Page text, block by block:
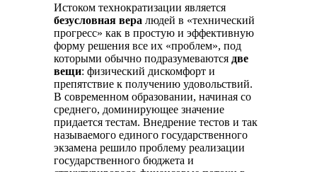
Истоком технократизации является
безусловная вера людей в «технический
прогресс» как в простую и эффективную
форму решения все их «проблем», под
которыми обычно подразумеваются две
вещи: физический дискомфорт и
препятствие к получению удовольствий.
В современном образовании, начиная со
среднего, доминирующее значение
придается тестам. Внедрение тестов и так
называемого единого государственного
экзамена решило проблему реализации
государственного бюджета и